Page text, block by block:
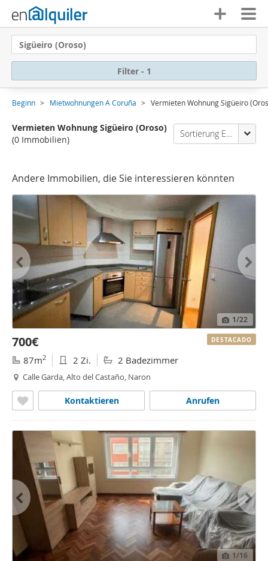
Sigüeiro (Oroso)
Filter - 1
Beginn Mietwohnungen A Coruña Vermieten Wohnung Sigüeiro
Vermieten Wohnung Sigüeiro (Oroso)
(0 Immobilien)
Sortierung Enalquiler
Andere Immobilien, die Sie interessieren könnten
1/22
700€
87m2 2 Zi. 2 Badezimmer
Calle Garda, Alto del Castaño, Naron
Anrufen
Kontaktieren
DESTACADO
1/16